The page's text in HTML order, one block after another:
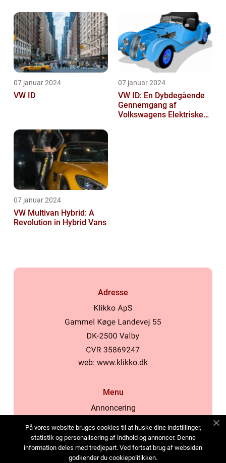
07 januar 2024
VW ID
07 januar 2024
VW ID: En Dybdegående
Gennemgang af
Volkswagens Elektriske
07 januar 2024
VW Multivan Hybrid: A
Revolution in Hybrid Vans
Adresse
web: www.klikko.dk
Menu
Annoncering
Cookies
Kontakt os
På vores website bruges cookies til at huske dine indstillinger,
statistik og personalisering af indhold og annoncer. Denne
information deles med tredjepart. Ved fortsat brug af websiden
godkender du cookiepolitikken.